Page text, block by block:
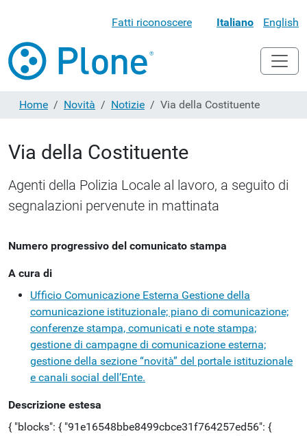
Fatti riconoscere Italiano English
Home Novità Notizie Via della Costituente
Via della Costituente
Agenti della Polizia Locale al lavoro, a seguito di
segnalazioni pervenute in mattinata
Numero progressivo del comunicato stampa
A cura di
Ufficio Comunicazione Esterna Gestione della
comunicazione istituzionale; piano di comunicazione;
conferenze stampa, comunicati e note stampa;
gestione di campagne di comunicazione esterna;
gestione della sezione “novità” del portale istituzionale
e canali social dell’Ente.
Descrizione estesa
{ "blocks": { "91e16548bbe8499cbce31f764257ed56": {